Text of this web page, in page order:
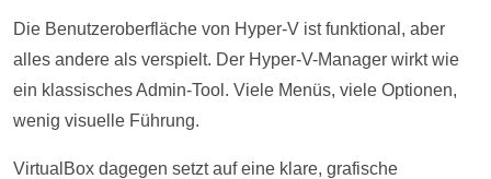
Die Benutzeroberfläche von Hyper-V ist funktional, aber
alles andere als verspielt. Der Hyper-V-Manager wirkt wie
ein klassisches Admin-Tool. Viele Menüs, viele Optionen,
wenig visuelle Führung.
VirtualBox dagegen setzt auf eine klare, grafische